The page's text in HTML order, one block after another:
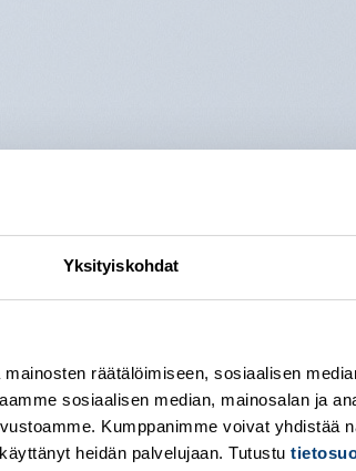
Yksityiskohdat
räätälöimiseen, sosiaalisen
sosiaalisen median, mainosalan ja
Kumppanimme voivat yhdistää
heidän palvelujaan. Tutustu
MESSAGE BOX ELEMENT
diam nonummy nibh euismod tincidunt ut